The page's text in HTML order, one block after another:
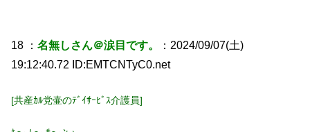
18 ：名無しさん＠涙目です。
：2024/09/07(土)
19:12:40.72 ID:EMTCNTyC0.net
[共産ｶﾙ党壷のﾃﾞｲｻｰﾋﾞｽ介護員]